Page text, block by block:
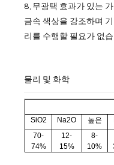
8, 무광택 효과가 있는
금속 색상을 강조하며
리를 수행할 필요가 없
물리 및 화학
SiO2
Na2O 높은
70-
74%
12-
15%
8-
10%